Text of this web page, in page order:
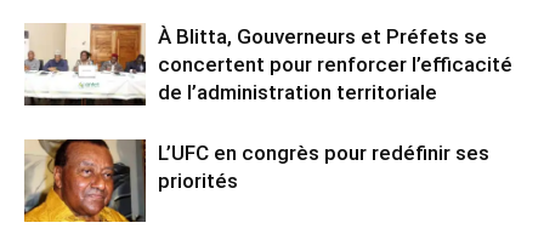
À Blitta, Gouverneurs et Préfets se
concertent pour renforcer l’efficacité
de l’administration territoriale
L’UFC en congrès pour redéfinir ses
priorités